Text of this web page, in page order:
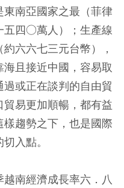
南亞國家之最（菲律
四○萬人）；生產線
六六七三元台幣），
且接近中國，容易取
過或正在談判的自由貿
易更加順暢，都有益
趨勢之下，也是國際
入點。
南經濟成長率六．八